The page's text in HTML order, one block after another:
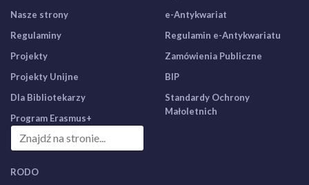
Nasze strony
Regulaminy
Projekty
Projekty Unijne
Dla Bibliotekarzy
Program Erasmus+
e-Antykwariat
Regulamin e-Antykwariatu
Zamówienia Publiczne
BIP
Standardy Ochrony
Małoletnich
RODO